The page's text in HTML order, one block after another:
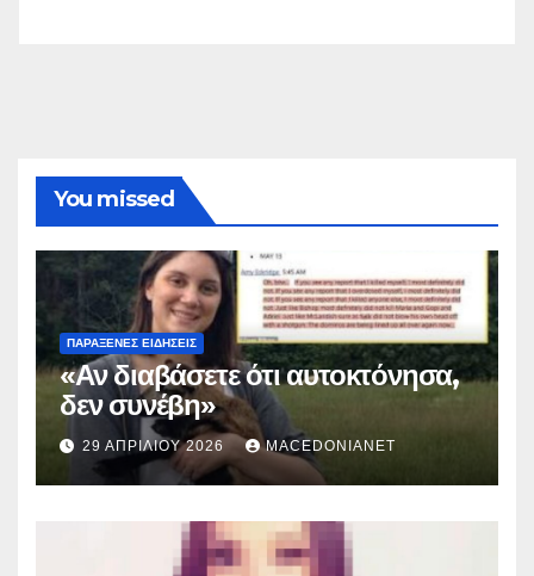
You missed
ΠΑΡΆΞΕΝΕΣ ΕΙΔΉΣΕΙΣ
«Αν διαβάσετε ότι αυτοκτόνησα,
δεν συνέβη»
29 ΑΠΡΙΛΊΟΥ 2026 MACEDONIANET